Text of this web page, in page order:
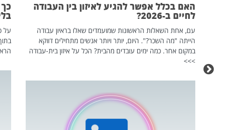
האם בכלל אפשר להגיע לאיזון בין העבודה
לחיים ב-2026?
עם, אחת השאלות הראשונות שמועמדים שאלו בראיון עבודה
הייתה "מה השכר?". היום, יותר ויותר אנשים מתחילים דווקא
במקום אחר. כמה ימים עובדים מהבית? הכל על איזון בית-עבודה
>>>
על